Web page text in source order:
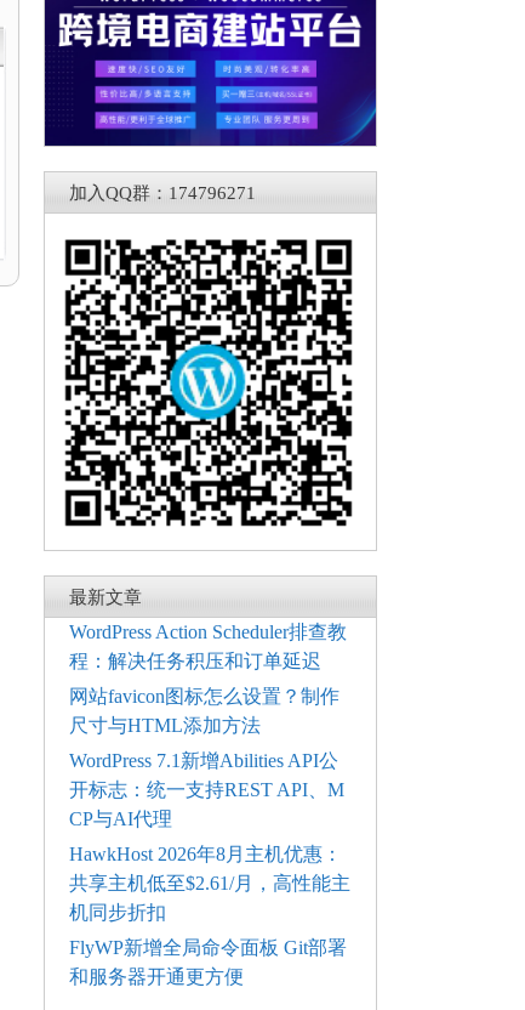
加入QQ群：174796271
最新文章
WordPress Action Scheduler排查教
程：解决任务积压和订单延迟
网站favicon图标怎么设置？制作
尺寸与HTML添加方法
WordPress 7.1新增Abilities API公
开标志：统一支持REST API、M
CP与AI代理
HawkHost 2026年8月主机优惠：
共享主机低至$2.61/月，高性能主
机同步折扣
FlyWP新增全局命令面板 Git部署
和服务器开通更方便